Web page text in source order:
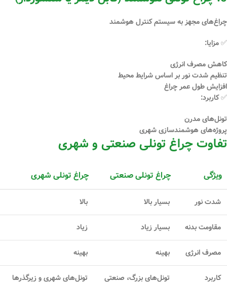
چراغ‌های مجهز به سیستم کنترل هوشمند
✅ مزایا:
کاهش مصرف انرژی
تنظیم شدت نور بر اساس شرایط محیط
افزایش طول عمر چراغ
✅ کاربرد:
تونل‌های مدرن
پروژه‌های هوشمندسازی شهری
تفاوت چراغ تونلی صنعتی و شهری
ویژگی چراغ تونلی صنعتی چراغ تونلی شهری
شدت نور بسیار بالا بالا
مقاومت بدنه بسیار زیاد زیاد
مصرف انرژی بهینه بهینه
کاربرد تونل‌های بزرگ، صنعتی تونل‌های شهری و زیرگذرها